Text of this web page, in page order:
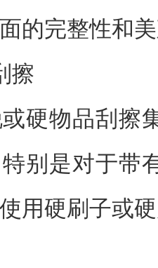
的完整性和
擦
硬物品刮擦
别是对于带
用硬刷子或